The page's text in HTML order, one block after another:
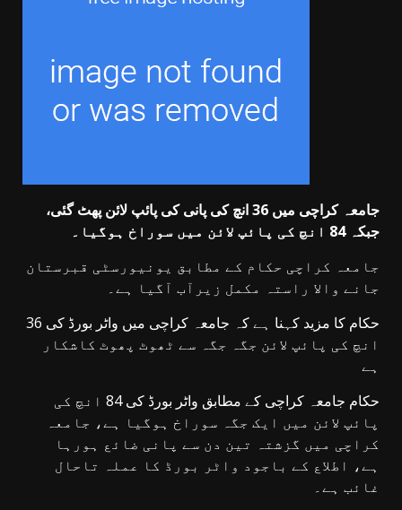
جامعہ کراچی میں 36 انچ کی پانی کی پائپ لائن پھٹ گئی،
جبکہ 84 انچ کی پائپ لائن میں سوراخ ہوگیا۔
جامعہ کراچی حکام کے مطابق یونیورسٹی قبرستان
جانے والا راستہ مکمل زیرآب آگیا ہے۔
حکام کا مزید کہنا ہے کہ جامعہ کراچی میں واٹر بورڈ کی 36
انچ کی پائپ لائن جگہ جگہ سے ٹھوٹ پھوٹ کاشکار
ہے
حکام جامعہ کراچی کے مطابق واٹر بورڈ کی 84 انچ کی
پائپ لائن میں ایک جگہ سوراخ ہوگیا ہے، جامعہ
کراچی میں گزشتہ تین دن سے پانی ضائع ہورہا
ہے، اطلاع کے باجود واٹر بورڈ کا عملہ تاحال
غائب ہے۔